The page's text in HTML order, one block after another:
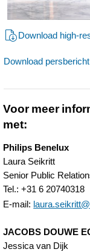
Download high-
Download
Voor meer
met:
Philips Benelux
Laura Seikritt
Senior Public
Tel.: +31 6 20740318
E-mail:
JACOBS DOUWE
Jessica van Dijk